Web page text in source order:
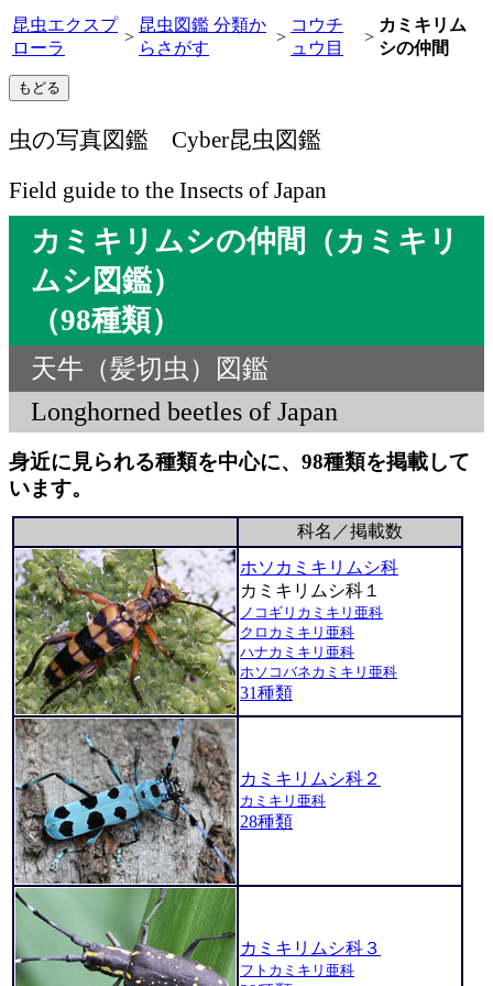
昆虫エクスプ
ローラ
>
昆虫図鑑 分類か
らさがす
>
コウチ
ュウ目
>
カミキリム
シの仲間
虫の写真図鑑 Cyber昆虫図鑑
Field guide to the Insects of Japan
カミキリムシの仲間（カミキリ
ムシ図鑑）
（98種類）
天牛（髪切虫）図鑑
Longhorned beetles of Japan
身近に見られる種類を中心に、98種類を掲載して
います。
科名／掲載数
ホソカミキリムシ科
カミキリムシ科１
ノコギリカミキリ亜科
クロカミキリ亜科
ハナカミキリ亜科
ホソコバネカミキリ亜科
31種類
カミキリムシ科２
カミキリ亜科
28種類
カミキリムシ科３
フトカミキリ亜科